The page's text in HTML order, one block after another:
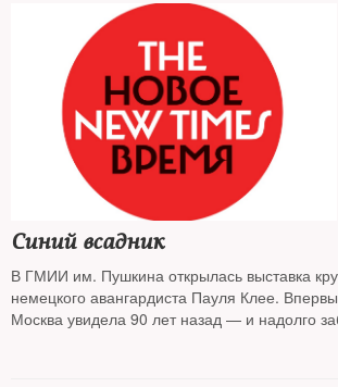
Синий всадник
В ГМИИ им. Пушкина открылась выставка
немецкого авангардиста Пауля Клее.
Москва увидела 90 лет назад — и надолго